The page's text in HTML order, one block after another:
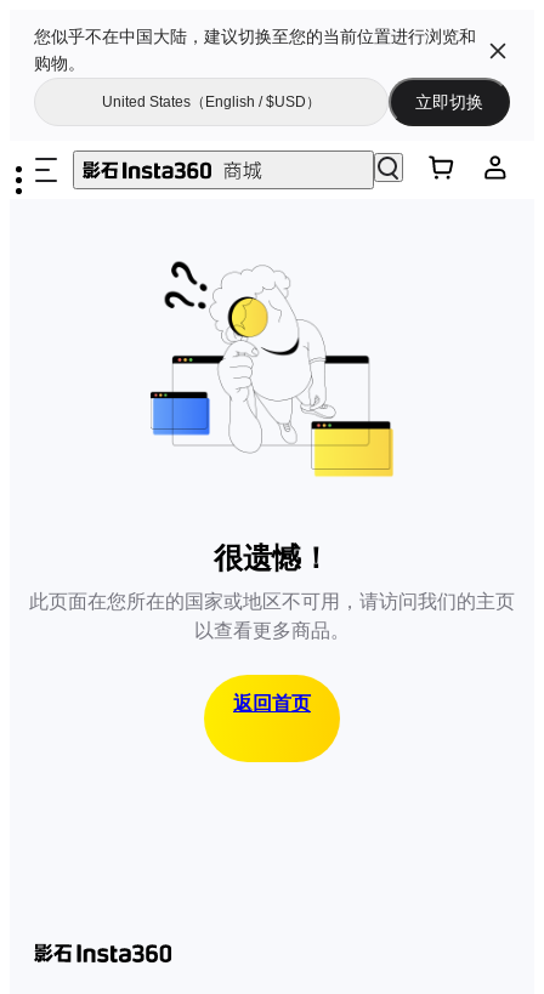
您似乎不在中国大陆，建议切换至您的当前位置进行浏览和
购物。
United States（English / $USD） 立即切换
很遗憾！
此页面在您所在的国家或地区不可用，请访问我们的主页
以查看更多商品。
返回首页